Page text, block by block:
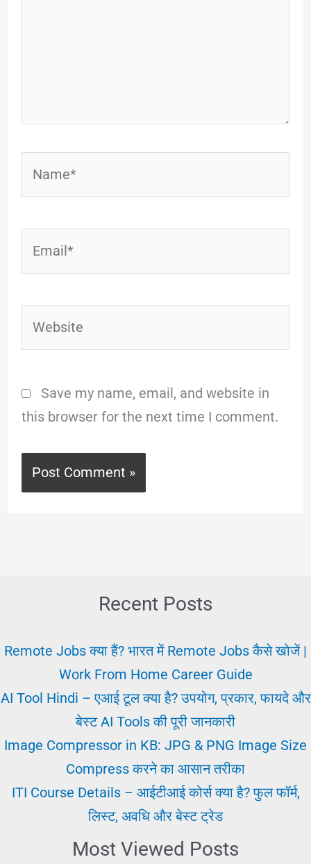
Save my name, email, and website in
this browser for the next time I comment.
Recent Posts
Remote Jobs क्या हैं? भारत में Remote Jobs कैसे खोजें |
Work From Home Career Guide
AI Tool Hindi – एआई टूल क्या है? उपयोग, प्रकार, फायदे और
बेस्ट AI Tools की पूरी जानकारी
Image Compressor in KB: JPG & PNG Image Size
Compress करने का आसान तरीका
ITI Course Details – आईटीआई कोर्स क्या है? फुल फॉर्म,
लिस्ट, अवधि और बेस्ट ट्रेड
Most Viewed Posts